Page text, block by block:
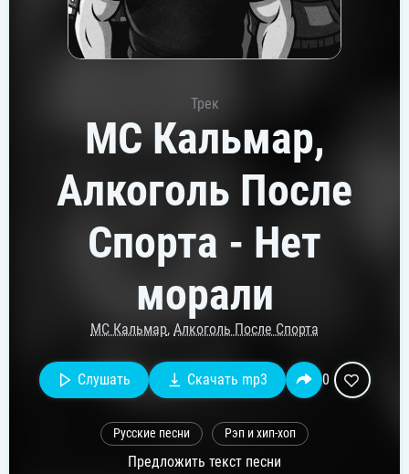
Трек
MC Кальмар,
Алкоголь После
Спорта - Нет
морали
MC Кальмар, Алкоголь После Спорта
Слушать Скачать mp3 0
Русские песни Рэп и хип-хоп
Предложить текст песни